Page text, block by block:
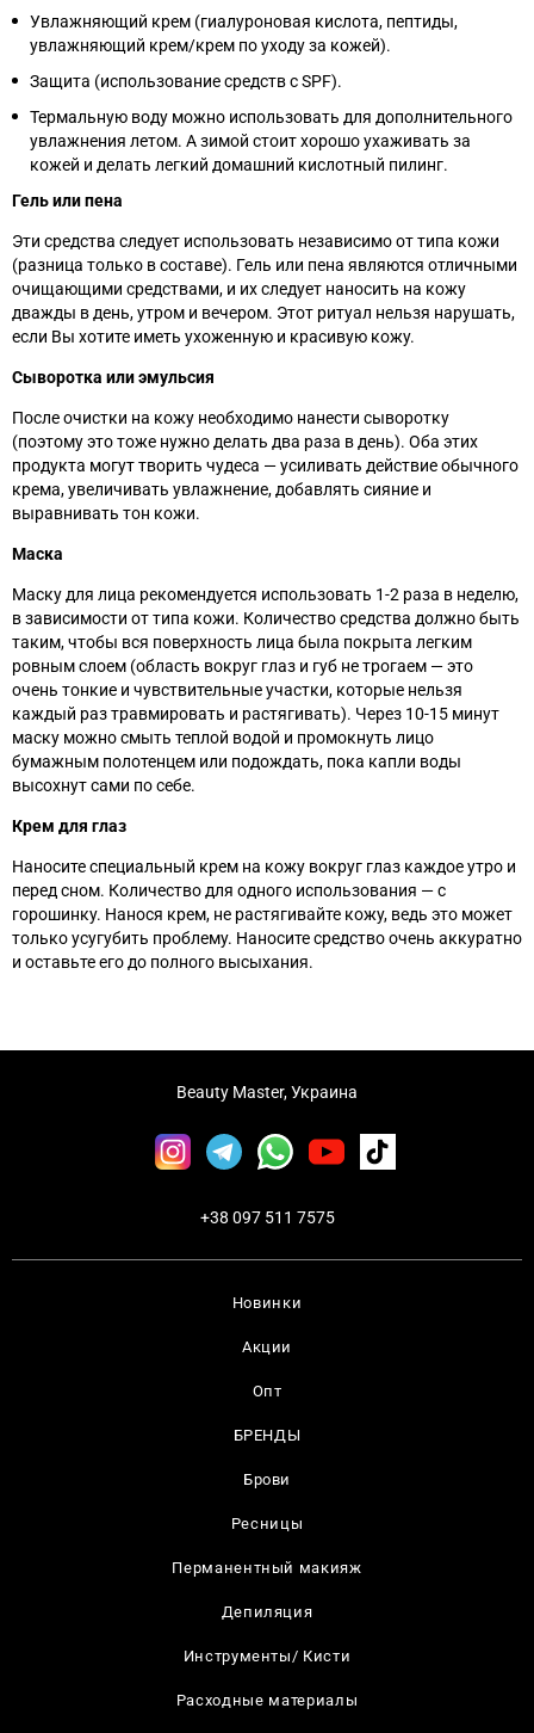
Увлажняющий крем (гиалуроновая кислота, пептиды,
увлажняющий крем/крем по уходу за кожей).
Защита (использование средств с SPF).
Термальную воду можно использовать для дополнительного
увлажнения летом. А зимой стоит хорошо ухаживать за
кожей и делать легкий домашний кислотный пилинг.
Гель или пена
Эти средства следует использовать независимо от типа кожи
(разница только в составе). Гель или пена являются отличными
очищающими средствами, и их следует наносить на кожу
дважды в день, утром и вечером. Этот ритуал нельзя нарушать,
если Вы хотите иметь ухоженную и красивую кожу.
Сыворотка или эмульсия
После очистки на кожу необходимо нанести сыворотку
(поэтому это тоже нужно делать два раза в день). Оба этих
продукта могут творить чудеса — усиливать действие обычного
крема, увеличивать увлажнение, добавлять сияние и
выравнивать тон кожи.
Маска
Маску для лица рекомендуется использовать 1-2 раза в неделю,
в зависимости от типа кожи. Количество средства должно быть
таким, чтобы вся поверхность лица была покрыта легким
ровным слоем (область вокруг глаз и губ не трогаем —это
очень тонкие и чувствительные участки, которые нельзя
каждый раз травмировать и растягивать). Через 10-15 минут
маску можно смыть теплой водой и промокнуть лицо
бумажным полотенцем или подождать, пока капли воды
высохнут сами по себе.
Крем для глаз
Наносите специальный крем на кожу вокруг глаз каждое утро и
перед сном. Количество для одного использования — с
горошинку. Нанося крем, не растягивайте кожу, ведь это может
только усугубить проблему. Наносите средство очень аккуратно
и оставьте его до полного высыхания.
Новинки
Акции
Опт
БРЕНДЫ
Брови
Ресницы
Перманентный макияж
Депиляция
Инструменты/ Кисти
Расходные материалы
Beauty Master, Украина
+38 097 511 7575